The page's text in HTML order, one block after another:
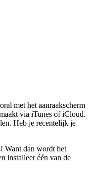
met het aanraakscherm
via iTunes of iCloud.
Heb je recentelijk je
Want dan wordt het
installeer één van de